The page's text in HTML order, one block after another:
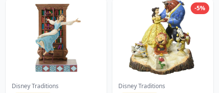
Disney Traditions
-5%
Disney Traditions